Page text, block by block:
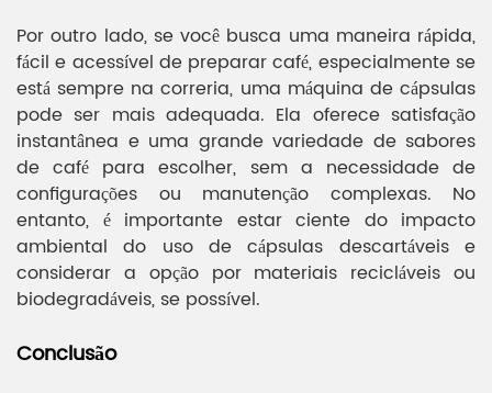
Por outro lado, se você busca uma maneira rápida,
fácil e acessível de preparar café, especialmente se
está sempre na correria, uma máquina de cápsulas
pode ser mais adequada. Ela oferece satisfação
instantânea e uma grande variedade de sabores
de café para escolher, sem a necessidade de
configurações ou manutenção complexas. No
entanto, é importante estar ciente do impacto
ambiental do uso de cápsulas descartáveis ​​e
considerar a opção por materiais recicláveis ​​ou
biodegradáveis, se possível.
Conclusão